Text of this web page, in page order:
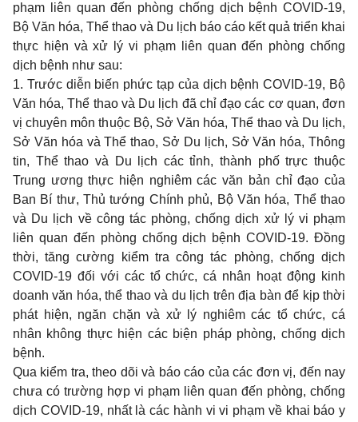
phạm liên quan đến phòng chống dịch bệnh COVID-19,
Bộ Văn hóa, Thể thao và Du lịch báo cáo kết quả triển khai
thực hiện và xử lý vi phạm liên quan đến phòng chống
dịch bệnh như sau:
1. Trước diễn biến phức tạp của dịch bệnh COVID-19, Bộ
Văn hóa, Thể thao và Du lịch đã chỉ đạo các cơ quan, đơn
vị chuyên môn thuộc Bộ, Sở Văn hóa, Thể thao và Du lịch,
Sở Văn hóa và Thể thao, Sở Du lịch, Sở Văn hóa, Thông
tin, Thể thao và Du lịch các tỉnh, thành phố trực thuộc
Trung ương thực hiện nghiêm các văn bản chỉ đạo của
Ban Bí thư, Thủ tướng Chính phủ, Bộ Văn hóa, Thể thao
và Du lịch về công tác phòng, chống dịch xử lý vi phạm
liên quan đến phòng chống dịch bệnh COVID-19. Đồng
thời, tăng cường kiểm tra công tác phòng, chống dịch
COVID-19 đối với các tổ chức, cá nhân hoạt động kinh
doanh văn hóa, thể thao và du lịch trên địa bàn để kịp thời
phát hiện, ngăn chặn và xử lý nghiêm các tổ chức, cá
nhân không thực hiện các biện pháp phòng, chống dịch
bệnh.
Qua kiểm tra, theo dõi và báo cáo của các đơn vị, đến nay
chưa có trường hợp vi phạm liên quan đến phòng, chống
dịch COVID-19, nhất là các hành vi vi phạm về khai báo y